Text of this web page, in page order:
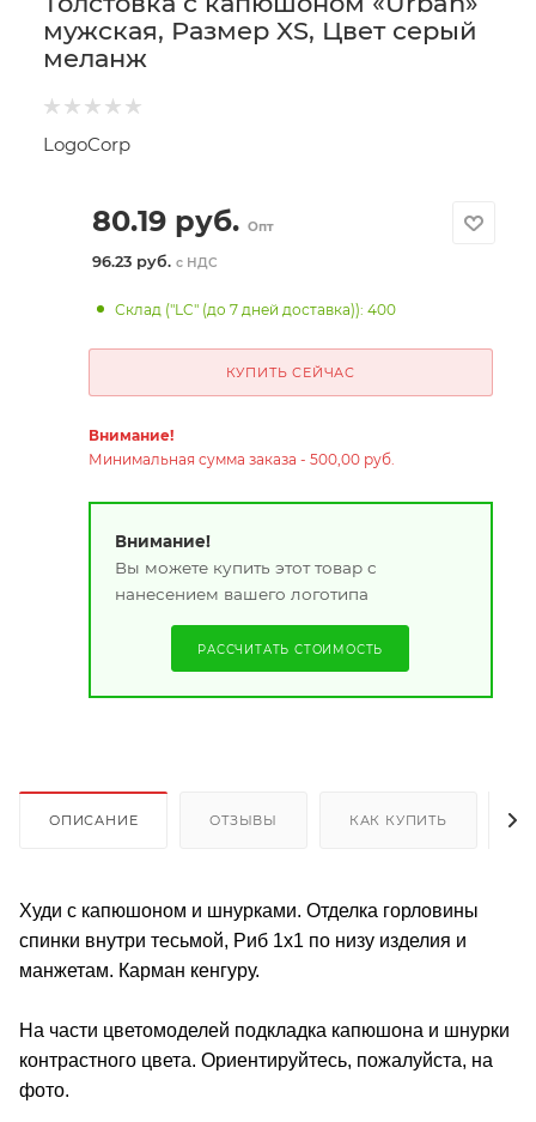
мужская, Размер XS, Цвет серый
меланж
LogoCorp
80.19руб. Опт
96.23 руб. с НДС
Склад ("LC" (до 7 дней доставка)): 400
КУПИТЬ СЕЙЧАС
Внимание!
Минимальная сумма заказа - 500,00 руб.
Внимание!
Вы можете купить этот товар с
нанесением вашего логотипа
РАССЧИТАТЬ СТОИМОСТЬ
ОПИСАНИЕ ОТЗЫВЫ КАК КУПИТЬ
Худи с капюшоном и шнурками. Отделка горловины
спинки внутри тесьмой, Риб 1х1 по низу изделия и
манжетам. Карман кенгуру.
На части цветомоделей подкладка капюшона и шнурки
контрастного цвета. Ориентируйтесь, пожалуйста, на
фото.